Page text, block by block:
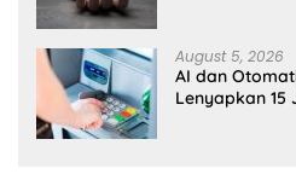
August 5, 2026
AI dan
Lenyapkan 15